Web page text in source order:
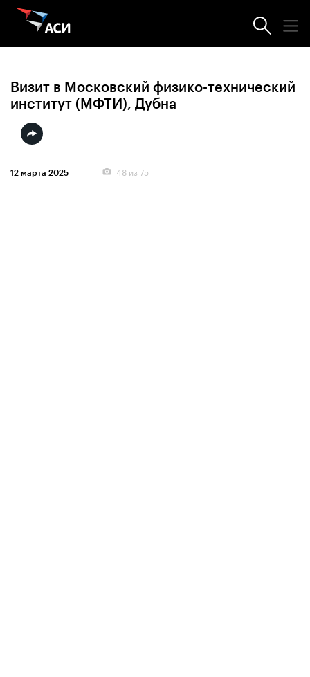
Фотогалерея
Визит в Московский физико-технический
институт (МФТИ), Дубна
12 марта 2025 48 из 75